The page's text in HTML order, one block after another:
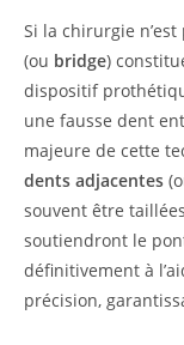
Si la chirurgie
(ou bridge)
dispositif
une fausse dent
majeure de cette
dents adjacentes
souvent être
soutiendront le
définitivement à
précision,